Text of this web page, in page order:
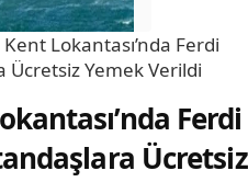
Lokantası’nda Ferdi
Ücretsiz Yemek Verildi
Ferdi
Ücretsiz